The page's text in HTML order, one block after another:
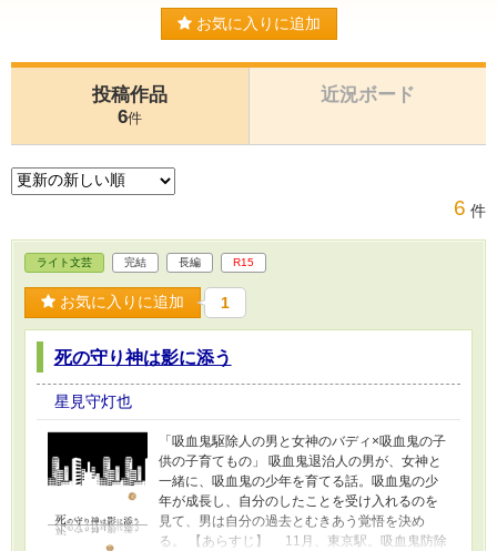
お気に入りに追加
投稿作品
6件
近況ボード
6 件
ライト文芸 完結 長編 R15
お気に入りに追加 1
死の守り神は影に添う
星見守灯也
「吸血鬼駆除人の男と女神のバディ×吸血鬼の子
供の子育てもの」 吸血鬼退治人の男が、女神と
一緒に、吸血鬼の少年を育てる話。吸血鬼の少
年が成長し、自分のしたことを受け入れるのを
見て、男は自分の過去とむきあう覚悟を決め
る。 【あらすじ】 11月、東京駅。吸血鬼防除